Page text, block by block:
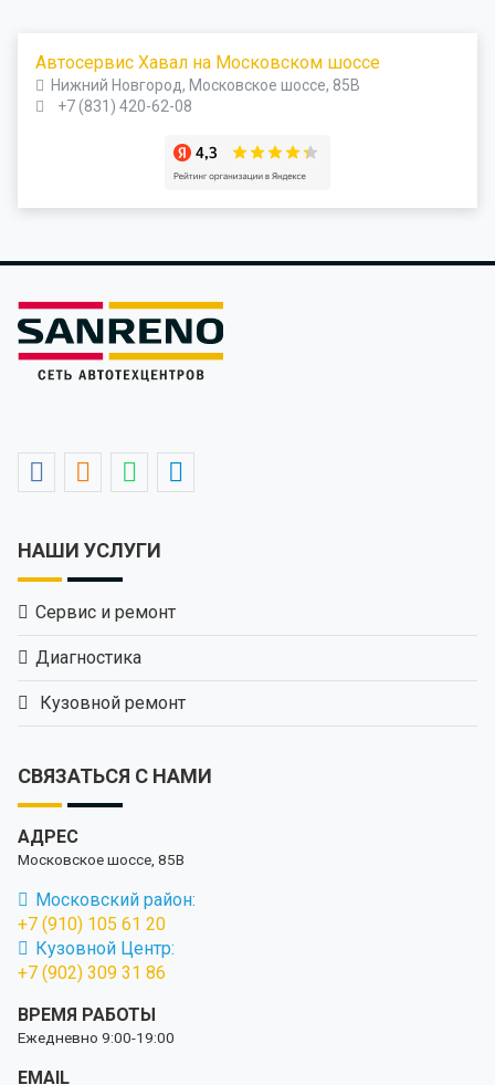
Автосервис Хавал на Московском шоссе
Нижний Новгород, Московское шоссе, 85В
+7 (831) 420-62-08
НАШИ УСЛУГИ
Сервис и ремонт
Диагностика
Кузовной ремонт
СВЯЗАТЬСЯ С НАМИ
АДРЕС
Московское шоссе, 85В
Московский район:
+7 (910) 105 61 20
Кузовной Центр:
+7 (902) 309 31 86
ВРЕМЯ РАБОТЫ
Ежедневно 9:00-19:00
EMAIL